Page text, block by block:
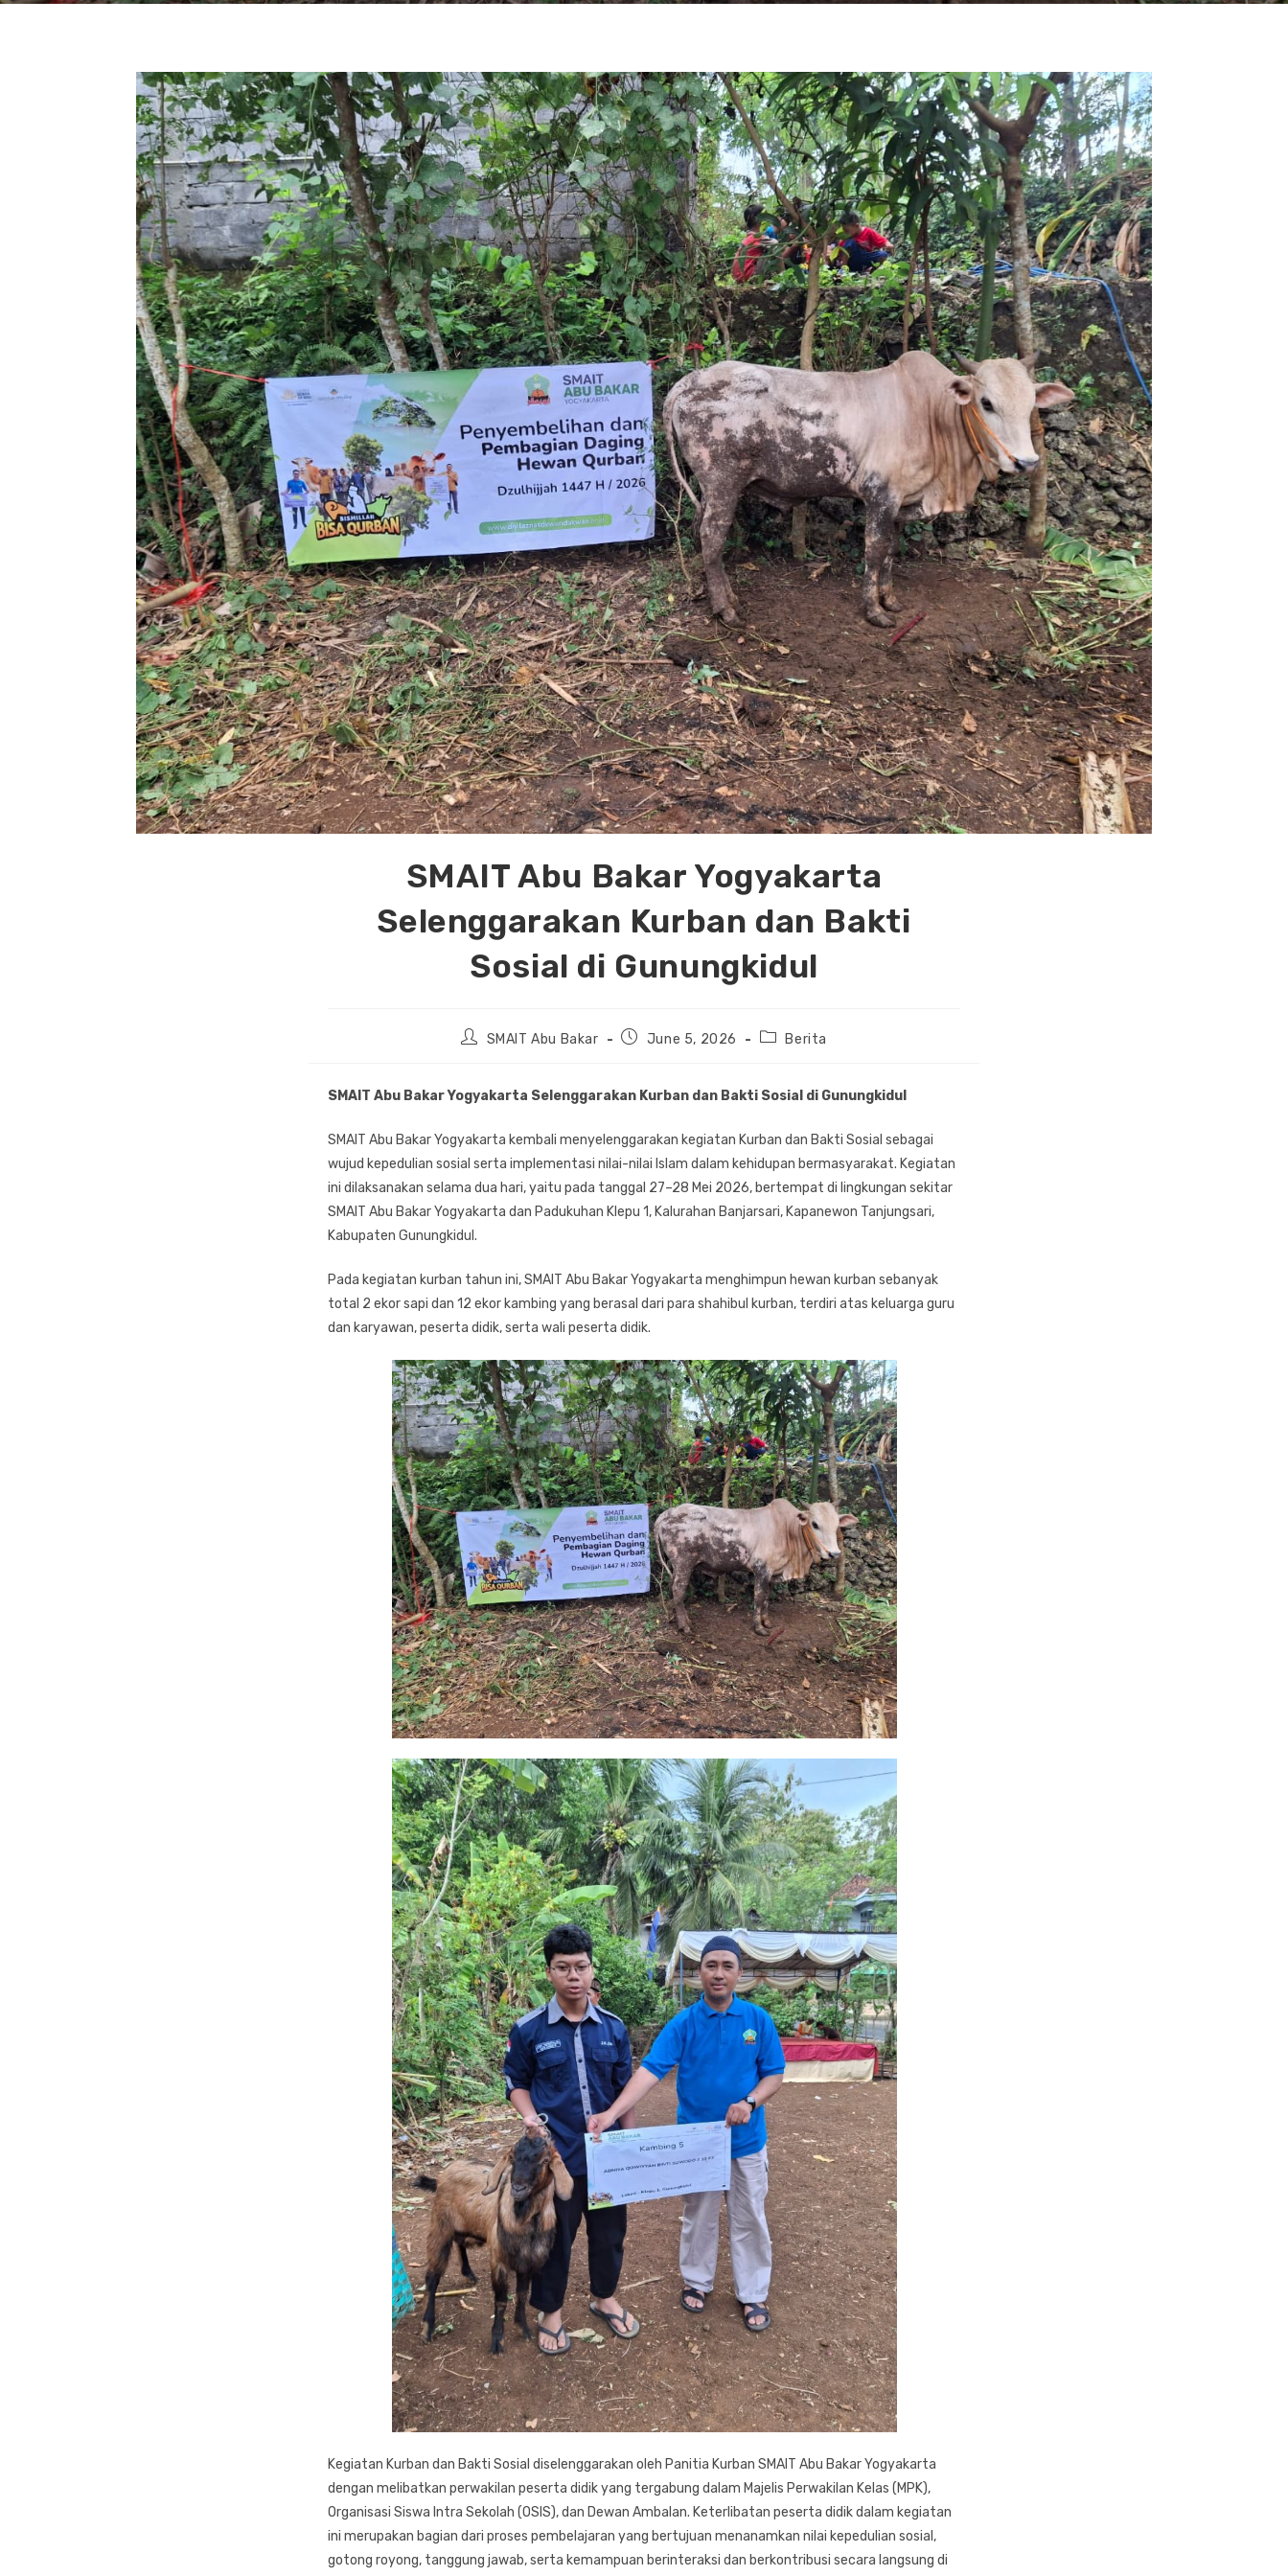
SMAIT Abu Bakar Yogyakarta
Selenggarakan Kurban dan Bakti
Sosial di Gunungkidul
PostSMAIT Abu Bakar
PostJune 5, 2026
PostBerita
SMAIT Abu Bakar Yogyakarta Selenggarakan Kurban dan Bakti Sosial di Gunungkidul
SMAIT Abu Bakar Yogyakarta kembali menyelenggarakan kegiatan Kurban dan Bakti Sosial sebagai
wujud kepedulian sosial serta implementasi nilai-nilai Islam dalam kehidupan bermasyarakat. Kegiatan
ini dilaksanakan selama dua hari, yaitu pada tanggal 27–28 Mei 2026, bertempat di lingkungan sekitar
SMAIT Abu Bakar Yogyakarta dan Padukuhan Klepu 1, Kalurahan Banjarsari, Kapanewon Tanjungsari,
Kabupaten Gunungkidul.
Pada kegiatan kurban tahun ini, SMAIT Abu Bakar Yogyakarta menghimpun hewan kurban sebanyak
total 2 ekor sapi dan 12 ekor kambing yang berasal dari para shahibul kurban, terdiri atas keluarga guru
dan karyawan, peserta didik, serta wali peserta didik.
Kegiatan Kurban dan Bakti Sosial diselenggarakan oleh Panitia Kurban SMAIT Abu Bakar Yogyakarta
dengan melibatkan perwakilan peserta didik yang tergabung dalam Majelis Perwakilan Kelas (MPK),
Organisasi Siswa Intra Sekolah (OSIS), dan Dewan Ambalan. Keterlibatan peserta didik dalam kegiatan
ini merupakan bagian dari proses pembelajaran yang bertujuan menanamkan nilai kepedulian sosial,
gotong royong, tanggung jawab, serta kemampuan berinteraksi dan berkontribusi secara langsung di